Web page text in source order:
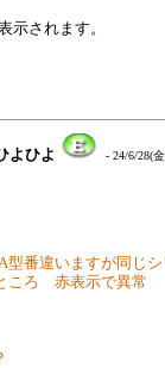
示されます。
よひよ - 24/6/28(
型番違いますが同じシ
ころ 赤表示で異常